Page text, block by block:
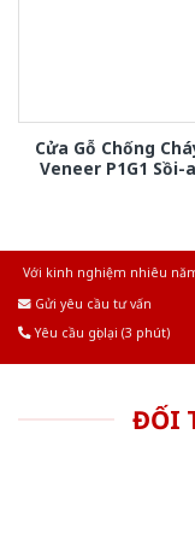
Cửa Gỗ Chống
Veneer P1G1 Sồi-
Với kinh nghiệm nhiêu
Gửi yêu cầu tư vấn
Yêu cầu gọi lại (3 phút)
ĐỐI